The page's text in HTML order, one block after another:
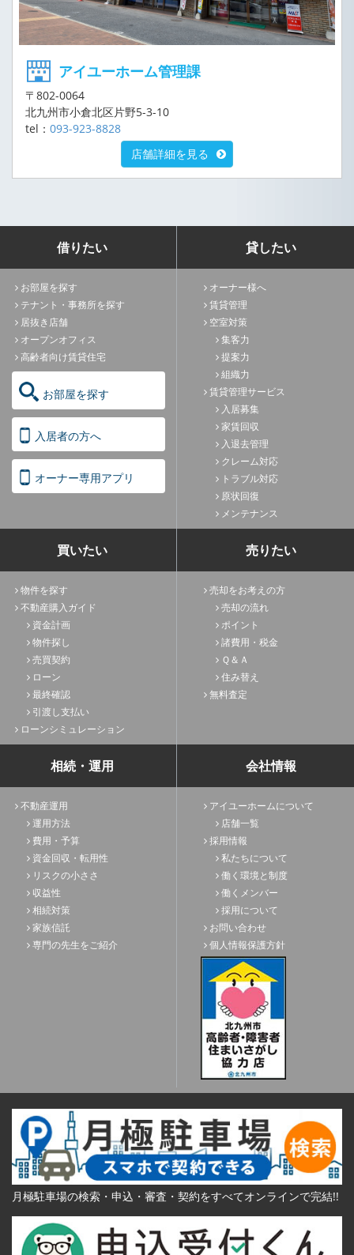
アイユーホーム管理課
〒802-0064
北九州市小倉北区片野5-3-10
tel： 093-923-8828
店舗詳細を見る
借りたい
お部屋を探す
テナント・事務所を探す
居抜き店舗
オープンオフィス
高齢者向け賃貸住宅
お部屋を探す
入居者の方へ
オーナー専用アプリ
貸したい
オーナー様へ
賃貸管理
空室対策
集客力
提案力
組織力
賃貸管理サービス
入居募集
家賃回収
入退去管理
クレーム対応
トラブル対応
原状回復
メンテナンス
買いたい
物件を探す
不動産購入ガイド
資金計画
物件探し
売買契約
ローン
最終確認
引渡し支払い
ローンシミュレーション
売りたい
売却をお考えの方
売却の流れ
ポイント
諸費用・税金
Ｑ＆Ａ
住み替え
無料査定
相続・運用
不動産運用
運用方法
費用・予算
資金回収・転用性
リスクの小ささ
収益性
相続対策
家族信託
専門の先生をご紹介
会社情報
アイユーホームについて
店舗一覧
採用情報
私たちについて
働く環境と制度
働くメンバー
採用について
お問い合わせ
個人情報保護方針
月極駐車場の検索・申込・審査・契約をすべてオンラインで完結!!